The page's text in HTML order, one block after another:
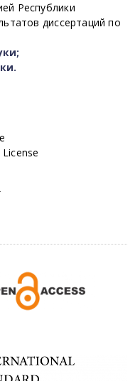
Республики
диссертаций по